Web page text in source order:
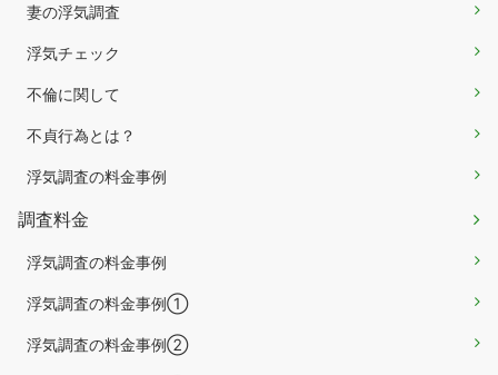
妻の浮気調査
浮気チェック
不倫に関して
不貞行為とは？
浮気調査の料金事例
調査料金
浮気調査の料金事例
浮気調査の料金事例①
浮気調査の料金事例②